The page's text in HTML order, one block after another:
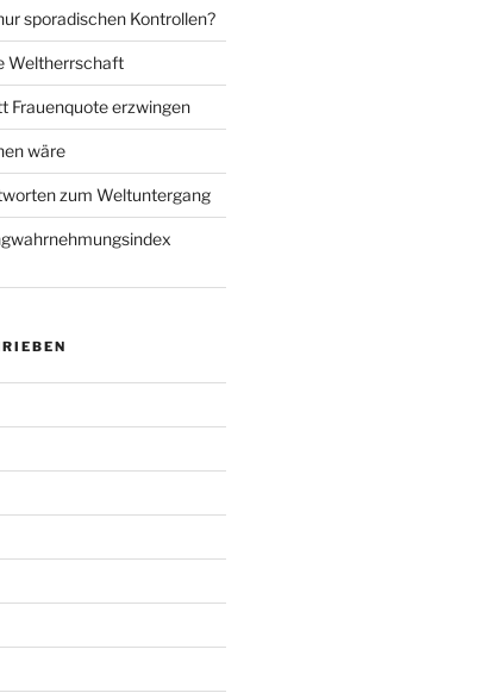
sporadischen Kontrollen?
Weltherrschaft
Frauenquote erzwingen
wäre
zum Weltuntergang